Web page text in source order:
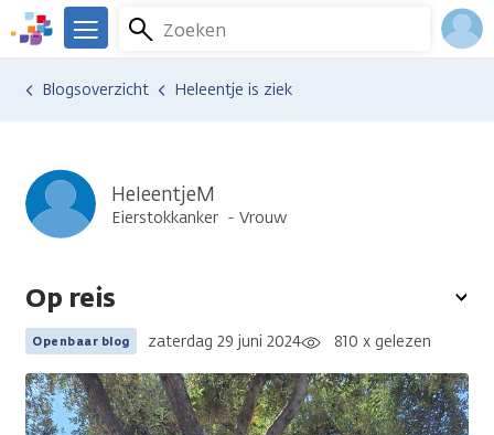
Overslaan
en
naar
We
er
Kanker.nl
Zoeken
Menu
Ervaringen van anderen
Blogsoverzicht Heleentje is ziek
HeleentjeM
Eierstokkanker Vrouw
Op reis
Openbaar blog zaterdag 29 juni 2024 810 x gelezen